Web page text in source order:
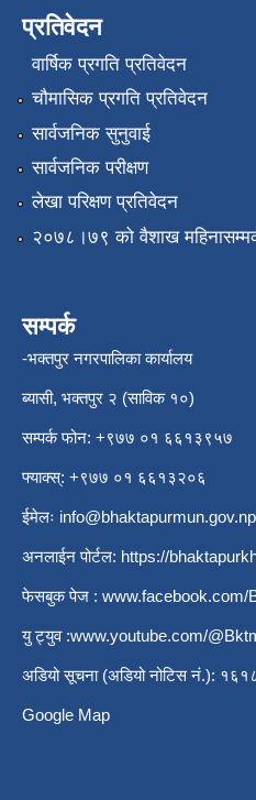
प्रतिवेदन
वार्षिक प्रगति प्रतिवेदन
चौमासिक प्रगति प्रतिवेदन
सार्वजनिक सुनुवाई
सार्वजनिक परीक्षण
लेखा परिक्षण प्रतिवेदन
२०७८।७९ को वैशाख
सम्पर्क
-भक्तपुर नगरपालिका कार्यालय
ब्यासी, भक्तपुर २ (साविक १०)
सम्पर्क फोन: +९७७ ०१ ६६१३९५७
फ्याक्स्: +९७७ ०१ ६६१३२०६
ईमेलः info@bhaktapurmun.gov.np
अनलाईन पोर्टल: https://
फेसबुक पेज : www.facebook.com/
यु ट्युव :www.youtube.com/
अडियो सूचना (अडियो नोटिस नं.):
Google Map